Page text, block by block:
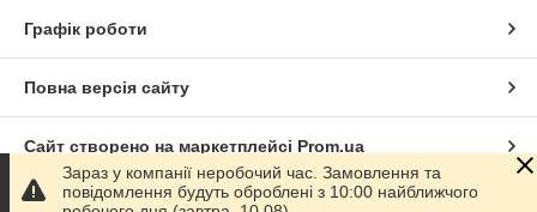
Графік роботи
Повна версія сайту
Сайт створено на маркетплейсі Prom.ua
Політика конфіденційності
Зараз у компанії неробочий час. Замовлення та
повідомлення будуть оброблені з 10:00 найближчого